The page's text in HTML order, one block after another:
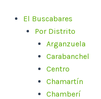
contenido
El Buscabares
Por Distrito
Arganzuela
Carabanchel
Centro
Chamartín
Chamberí